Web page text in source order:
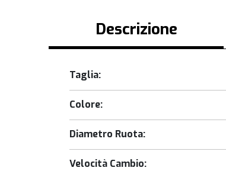
Descrizione
Taglia:
Colore:
Diametro Ruota:
Velocità Cambio: